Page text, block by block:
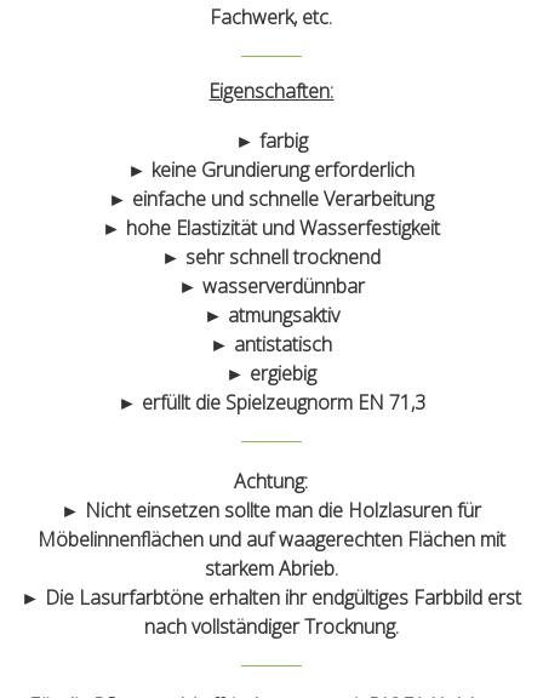
Fachwerk, etc.
Eigenschaften:
► farbig
► keine Grundierung erforderlich
► einfache und schnelle Verarbeitung
► hohe Elastizität und Wasserfestigkeit
► sehr schnell trocknend
► wasserverdünnbar
► atmungsaktiv
► antistatisch
► ergiebig
► erfüllt die Spielzeugnorm EN 71,3
Achtung:
► Nichteinsetzen sollte man die Holzlasuren für
Möbelinnenflächen und auf waagerechten Flächen mit
starkem Abrieb.
► Die Lasurfarbtöne erhalten ihr endgültiges Farbbild erst
nach vollständiger Trocknung.